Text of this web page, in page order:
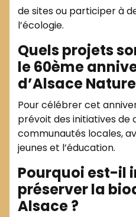
de sites ou participer à
l’écologie.
Quels projets
le 60ème
d’Alsace
Pour célébrer cet
prévoit des initiatives de
communautés locales,
jeunes et l’éducation.
Pourquoi est-il
préserver la
Alsace ?